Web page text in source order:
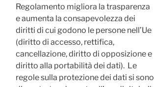
Regolamento migliora la trasparenza
e aumenta la consapevolezza dei
diritti di cui godono le persone nell’Ue
(diritto di accesso, rettifica,
cancellazione, diritto di opposizione e
diritto alla portabilità dei dati). Le
regole sulla protezione dei dati si sono